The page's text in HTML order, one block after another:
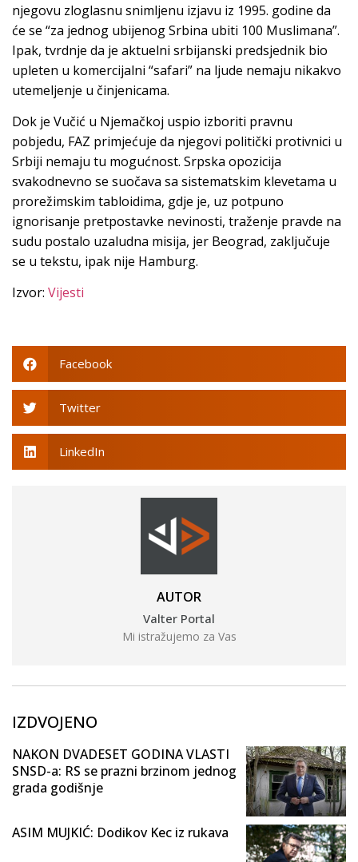
njegovu zloglasnu snimljenu izjavu iz 1995. godine da
će se “za jednog ubijenog Srbina ubiti 100 Muslimana”.
Ipak, tvrdnje da je aktuelni srbijanski predsjednik bio
upleten u komercijalni “safari” na ljude nemaju nikakvo
utemeljenje u činjenicama.
Dok je Vučić u Njemačkoj uspio izboriti pravnu
pobjedu, FAZ primjećuje da njegovi politički protivnici u
Srbiji nemaju tu mogućnost. Srpska opozicija
svakodnevno se suočava sa sistematskim klevetama u
prorežimskim tabloidima, gdje je, uz potpuno
ignorisanje pretpostavke nevinosti, traženje pravde na
sudu postalo uzaludna misija, jer Beograd, zaključuje
se u tekstu, ipak nije Hamburg.
Izvor: Vijesti
Facebook
Twitter
LinkedIn
AUTOR
Valter Portal
Mi istražujemo za Vas
IZDVOJENO
NAKON DVADESET GODINA VLASTI
SNSD-a: RS se prazni brzinom jednog
grada godišnje
ASIM MUJKIĆ: Dodikov Kec iz rukava